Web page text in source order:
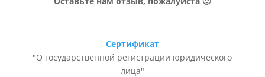
Сертификат
"О государственной регистрации юридического
лица"